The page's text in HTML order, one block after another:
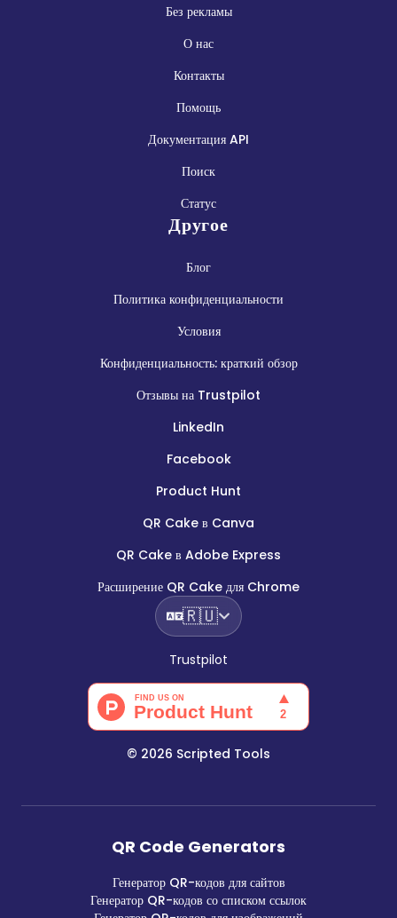
Без рекламы
О нас
Контакты
Помощь
Документация API
Поиск
Статус
Другое
Блог
Политика конфиденциальности
Условия
Конфиденциальность: краткий обзор
Отзывы на Trustpilot
LinkedIn
Facebook
Product Hunt
QR Cake в Canva
QR Cake в Adobe Express
Расширение QR Cake для Chrome
🇷🇺
Trustpilot
© 2026 Scripted Tools
QR Code Generators
Генератор QR-кодов для сайтов
Генератор QR-кодов со списком ссылок